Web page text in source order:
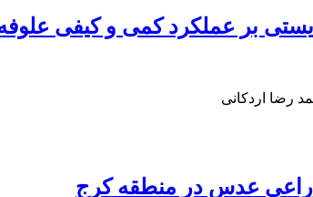
بر عملکرد کمی و کیفی
رضا اردکانی
عدس در منطقه کرج